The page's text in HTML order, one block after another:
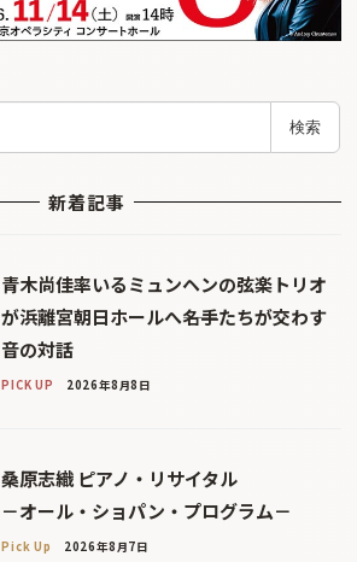
検索
新着記事
青木尚佳率いるミュンヘンの弦楽トリオ
が浜離宮朝日ホールへ――名手たちが交わす
音の対話
PICK UP 2026年8月8日
桑原志織 ピアノ・リサイタル
－オール・ショパン・プログラム－
Pick Up 2026年8月7日